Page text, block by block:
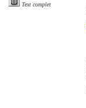
Text complet